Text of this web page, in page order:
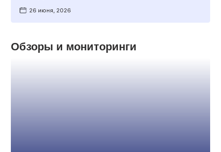
26 июня, 2026
Обзоры и мониторинги